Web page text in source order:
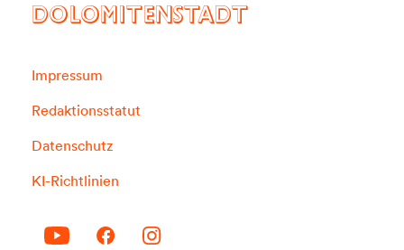
DOLOMITENSTADT
Impressum
Redaktionsstatut
Datenschutz
KI-Richtlinien